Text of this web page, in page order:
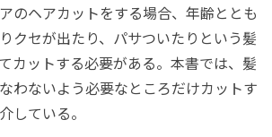
のヘアカットをする場合、年齢ととも
クセが出たり、パサついたりという髪
カットする必要がある。本書では、髪
わないよう必要なところだけカットす
している。